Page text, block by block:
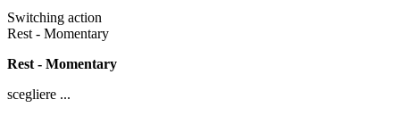
Switching action
Rest - Momentary
Rest - Momentary
scegliere ...